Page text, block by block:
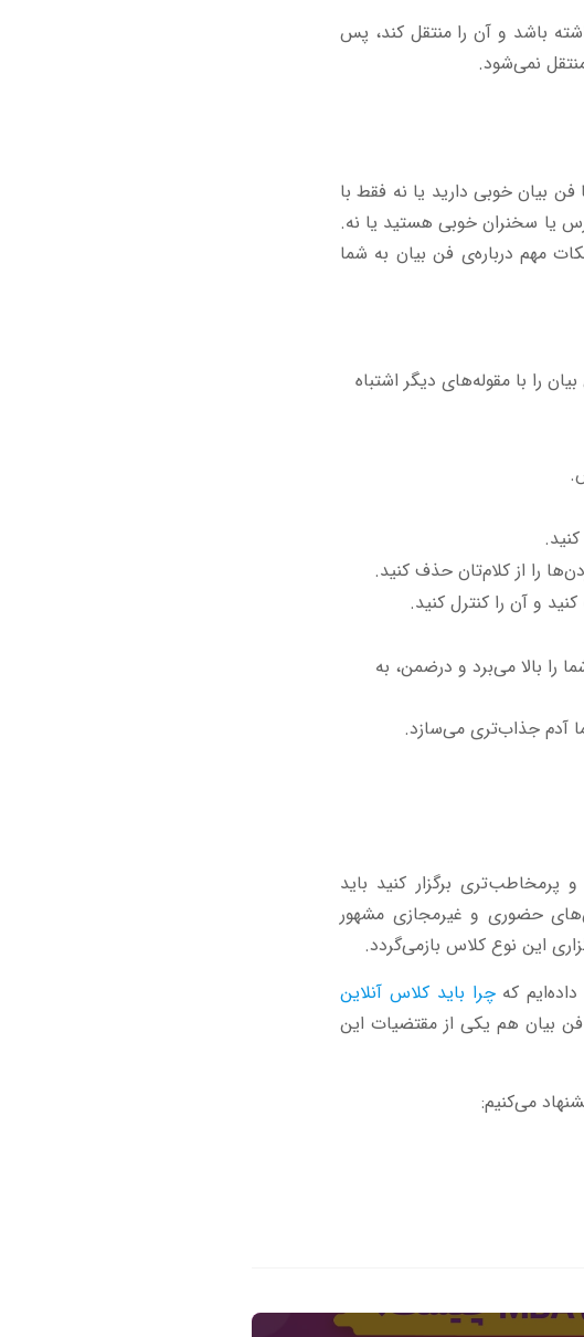
باشد و آن را منتقل کند، پس
نمی‌شود.
بیان خوبی دارید یا نه فقط با
یا سخنران خوبی هستید یا نه.
مهم درباره‌ی فن بیان به شما
را با مقوله‌های دیگر اشتباه
را از کلام‌تان حذف کنید.
و آن را کنترل کنید.
را بالا می‌برد و درضمن، به
آدم جذاب‌تری می‌سازد.
برگزار کنید باید
حضوری و غیرمجازی مشهور
این نوع کلاس بازمی‌گردد.
داده‌ایم کهچرا باید کلاس آنلاین
بیان هم یکی از مقتضیات این
می‌کنیم: